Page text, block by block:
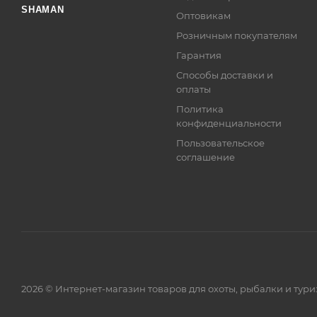
SHAMAN
Оптовикам
Розничным покупателям
Гарантия
Способы доставки и
оплаты
Политика
конфиденциальности
Пользовательское
соглашение
2026 © Интернет-магазин товаров для охоты, рыбалки и